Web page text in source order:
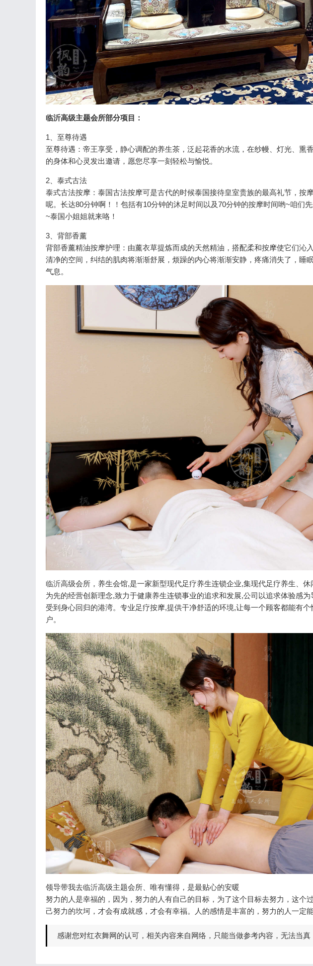
临沂高级主题会所部分项目：
1、至尊待遇
至尊待遇：帝王享受，静心调配的养生茶，泛起花香的水流，在纱幔、灯光、熏
的身体和心灵发出邀请，愿您尽享一刻轻松与愉悦。
2、泰式古法
泰式古法按摩：泰国古法按摩可是古代的时候泰国接待皇室贵族的最高礼节，按
呢。长达80分钟啊！！包括有10分钟的沐足时间以及70分钟的按摩时间哟~咱们
~泰国小姐姐就来咯！
3、背部香薰
背部香薰精油按摩护理：由薰衣草提炼而成的天然精油，搭配柔和按摩使它们沁
清净的空间，纠结的肌肉将渐渐舒展，烦躁的内心将渐渐安静，疼痛消失了，睡
气息。
临沂高级会所，养生会馆,是一家新型现代足疗养生连锁企业,集现代足疗养生、
为先的经营创新理念,致力于健康养生连锁事业的追求和发展,公司以追求体验感
受到身心回归的港湾。专业足疗按摩,提供干净舒适的环境,让每一个顾客都能有
户。
领导带我去临沂高级主题会所、唯有懂得，是最贴心的安暖
努力的人是幸福的，因为，努力的人有自己的目标，为了这个目标去努力，这个
己努力的坎坷，才会有成就感，才会有幸福。人的感情是丰富的，努力的人一定
感谢您对红衣舞网的认可，相关内容来自网络，只能当做参考内容，无法当真